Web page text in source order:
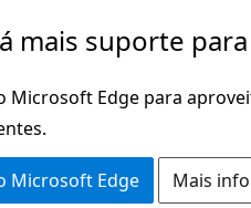
mais suporte
Microsoft Edge para
Microsoft Edge Mais